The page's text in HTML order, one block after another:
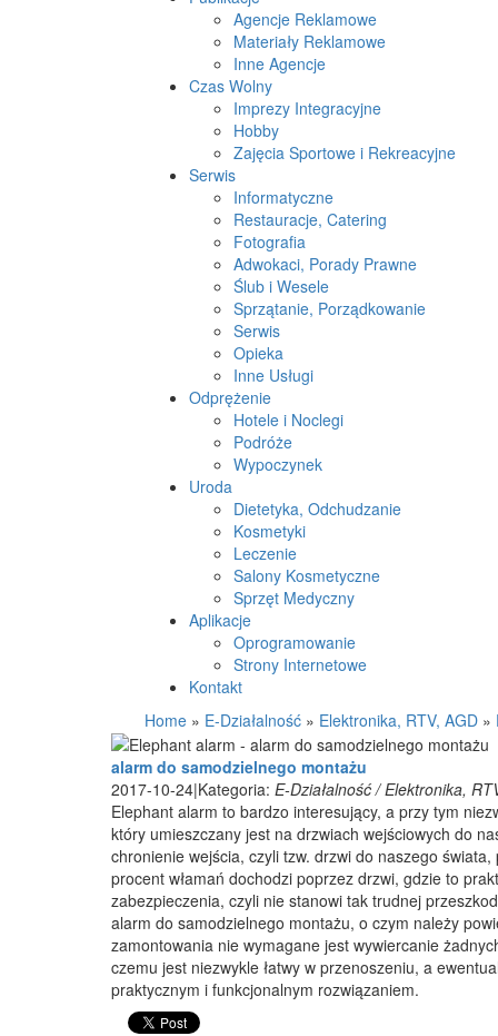
Agencje Reklamowe
Materiały Reklamowe
Inne Agencje
Czas Wolny
Imprezy Integracyjne
Hobby
Zajęcia Sportowe i Rekreacyjne
Serwis
Informatyczne
Restauracje, Catering
Fotografia
Adwokaci, Porady Prawne
Ślub i Wesele
Sprzątanie, Porządkowanie
Serwis
Opieka
Inne Usługi
Odprężenie
Hotele i Noclegi
Podróże
Wypoczynek
Uroda
Dietetyka, Odchudzanie
Kosmetyki
Leczenie
Salony Kosmetyczne
Sprzęt Medyczny
Aplikacje
Oprogramowanie
Strony Internetowe
Kontakt
Home » E-Działalność » Elektronika, RTV, AGD »
alarm do samodzielnego montażu
2017-10-24|Kategoria: E-Działalność / Elektronika,
Elephant alarm to bardzo interesujący, a przy tym
który umieszczany jest na drzwiach wejściowych do
chronienie wejścia, czyli tzw. drzwi do naszego
procent włamań dochodzi poprzez drzwi, gdzie to
zabezpieczenia, czyli nie stanowi tak trudnej
alarm do samodzielnego montażu, o czym należy
zamontowania nie wymagane jest wywiercanie
czemu jest niezwykle łatwy w przenoszeniu, a
praktycznym i funkcjonalnym rozwiązaniem.